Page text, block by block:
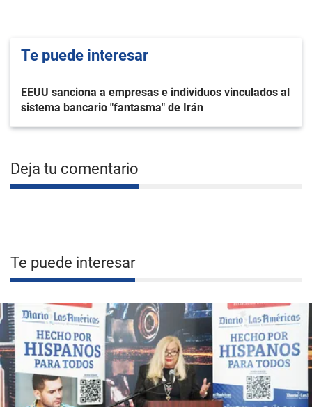
Te puede interesar
EEUU sanciona a empresas e individuos vinculados al
sistema bancario "fantasma" de Irán
Deja tu comentario
Te puede interesar